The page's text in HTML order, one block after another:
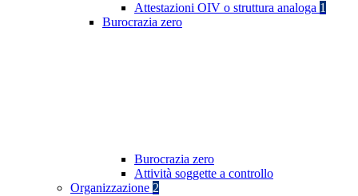
Attestazioni OIV o struttura analoga 1
Burocrazia zero
Burocrazia zero
Attività soggette a controllo
Organizzazione 2